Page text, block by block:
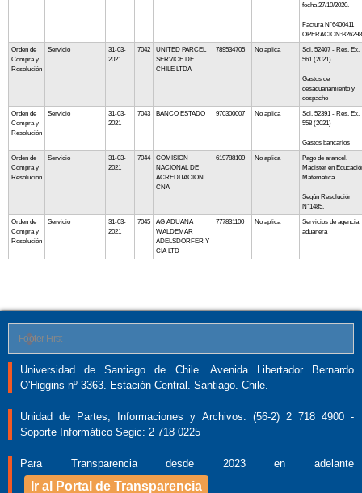
fecha 27/10/2020.
Factura N°6400411
Orden de
Compra y
Resolución
Servicio
31-03-
2021
7042
UNITED PARCEL
SERVICE DE
CHILE LTDA
789534705 No aplica
Sol. 52407 - Res. Ex.
561 (2021)
Gastos de
desaduanamiento y
despacho
Orden de
Compra y
Resolución
Servicio
31-03-
2021
7043 BANCO ESTADO 970300007 No aplica
Sol. 52391 - Res. Ex.
558 (2021)
Gastos bancarios
Orden de
Compra y
Resolución
Servicio
31-03-
2021
7044
COMISION
NACIONAL DE
ACREDITACION
CNA
619788109 No aplica
Pago de arancel.
Magister en
Matemática
Según Resolución
N°1485.
Orden de
Compra y
Resolución
Servicio
31-03-
2021
7045
AG ADUANA
WALDEMAR
ADELSDORFER Y
CIA LTD
777831100 No aplica
Servicios de agencia
aduanera
Footer First
Universidad de Santiago de Chile. Avenida Libertador Bernardo
O'Higgins nº 3363. Estación Central. Santiago. Chile.
Unidad de Partes, Informaciones y Archivos: (56-2) 2 718 4900 -
Soporte Informático Segic: 2 718 0225
Para Transparencia desde 2023 en adelante
Ir al Portal de Transparencia